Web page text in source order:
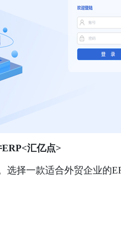
汇亿点>
择一款适合外贸企业的